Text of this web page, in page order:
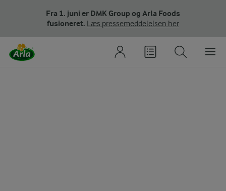
Fra 1. juni er DMK Group og Arla Foods
fusioneret. Læs pressemeddelelsen her